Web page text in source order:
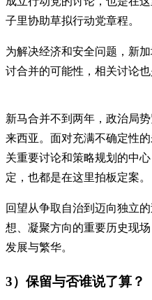
子里协助草拟行动党章程。
为解决经济和安全问题，新
讨合并的可能性，相关讨论也
新马合并不到两年，政治局
来西亚。面对充满不确定性
关重要讨论和策略规划的中
定，也都是在这里拍板定案。
回望从争取自治到迈向独立
想、凝聚方向的重要历史现
发展与繁华。
3）保留与否谁说了算？